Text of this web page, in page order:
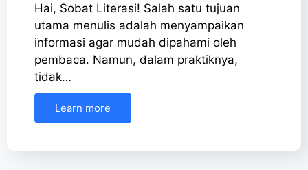
Hai, Sobat Literasi! Salah satu tujuan
utama menulis adalah menyampaikan
informasi agar mudah dipahami oleh
pembaca. Namun, dalam praktiknya,
tidak…
Learn more